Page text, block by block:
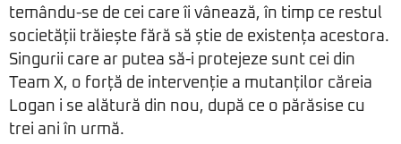
temându-se de cei care îi vânează, în timp ce restul
societății trăiește fără să știe de existența acestora.
Singurii care ar putea să-i protejeze sunt cei din
Team X, o forță de intervenție a mutanților căreia
Logan i se alătură din nou, după ce o părăsise cu
trei ani în urmă.